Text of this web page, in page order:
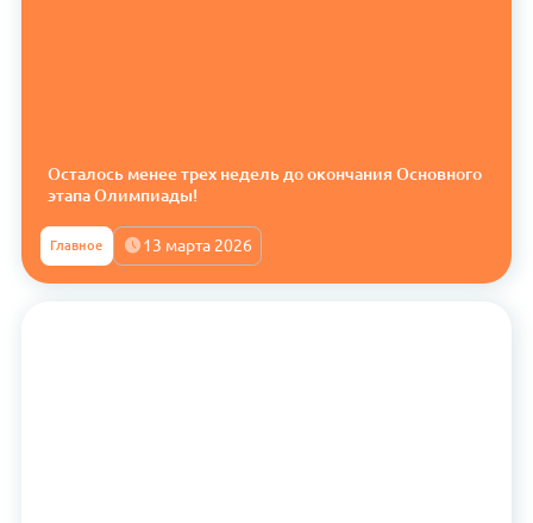
Осталось менее трех недель до окончания Основного
этапа Олимпиады!
Главное 13 марта 2026